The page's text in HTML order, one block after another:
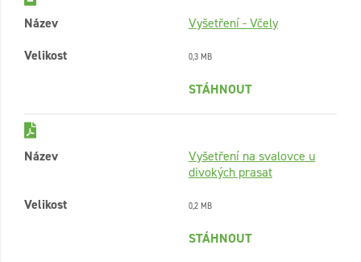
Název
Vyšetření - Včely
Velikost
0,3 MB
STÁHNOUT
Název
Vyšetření na svalovce u
divokých prasat
Velikost
0,2 MB
STÁHNOUT